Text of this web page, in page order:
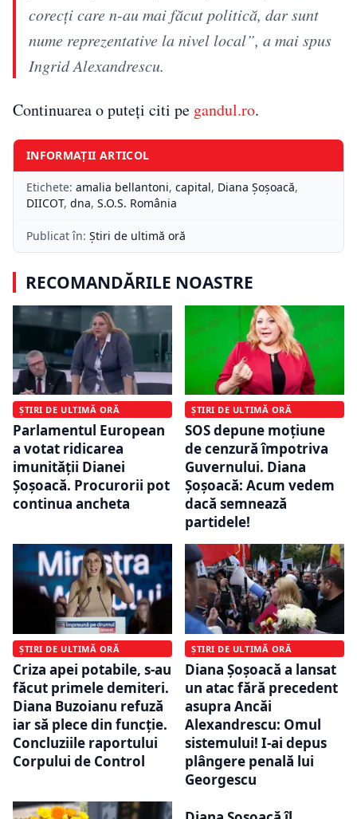
corecți care n-au mai făcut politică, dar sunt
nume reprezentative la nivel local”, a mai spus
Ingrid Alexandrescu.
Continuarea o puteți citi pe gandul.ro.
INFORMAȚII ARTICOL
Etichete: amalia bellantoni, capital, Diana Șoșoacă,
DIICOT, dna, S.O.S. România
Publicat în: Știri de ultimă oră
RECOMANDĂRILE NOASTRE
ȘTIRI DE ULTIMĂ ORĂ
Parlamentul European
a votat ridicarea
imunității Dianei
Șoșoacă. Procurorii pot
continua ancheta
ȘTIRI DE ULTIMĂ ORĂ
SOS depune moțiune
de cenzură împotriva
Guvernului. Diana
Șoșoacă: Acum vedem
dacă semnează
partidele!
ȘTIRI DE ULTIMĂ ORĂ
Criza apei potabile, s-au
făcut primele demiteri.
Diana Buzoianu refuză
iar să plece din funcție.
Concluziile raportului
Corpului de Control
ȘTIRI DE ULTIMĂ ORĂ
Diana Șoșoacă a lansat
un atac fără precedent
asupra Ancăi
Alexandrescu: Omul
sistemului! I-ai depus
plângere penală lui
Georgescu